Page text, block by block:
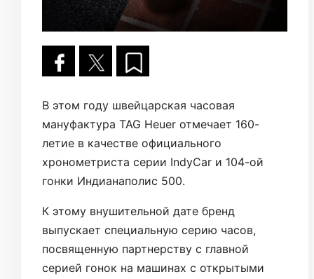
В этом году швейцарская часовая
мануфактура TAG Heuer отмечает 160-
летие в качестве официального
хронометриста серии IndyCar и 104-ой
гонки Индианаполис 500.
К этому внушительной дате бренд
выпускает специальную серию часов,
посвященную партнерству с главной
серией гонок на машинах с открытыми